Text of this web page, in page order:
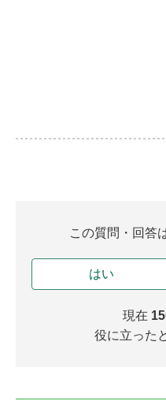
この質問・回答
はい
現在
役に立った